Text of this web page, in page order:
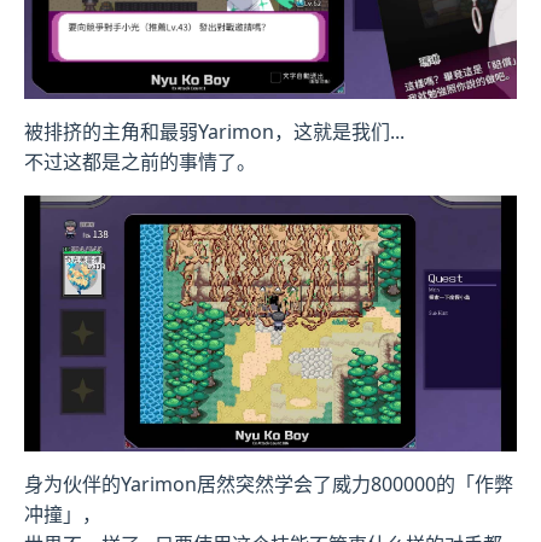
被排挤的主角和最弱Yarimon，这就是我们...
不过这都是之前的事情了。
身为伙伴的Yarimon居然突然学会了威力800000的「作弊
冲撞」，